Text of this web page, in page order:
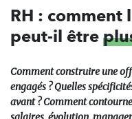
RH : comment
peut-il être
Comment construire une
engagés ? Quelles
avant ? Comment